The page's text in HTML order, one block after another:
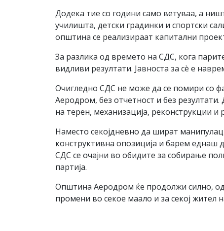
Додека тие со години само ветуваа, а
училишта, детски градинки и спортски
општина се реализираат капитални
За разлика од времето на СДС, кога
видливи резултати. Јавноста за сè е
Очигледно СДС не може да се помири со
Аеродром, без отчетност и без
на терен, механизација, реконструкции и
Наместо секојдневно да шират
конструктивна опозиција и барем еднаш
СДС се очајни во обидите за собирање
партија.
Општина Аеродром ќе продолжи силно,
промени во секое маало и за секој жител